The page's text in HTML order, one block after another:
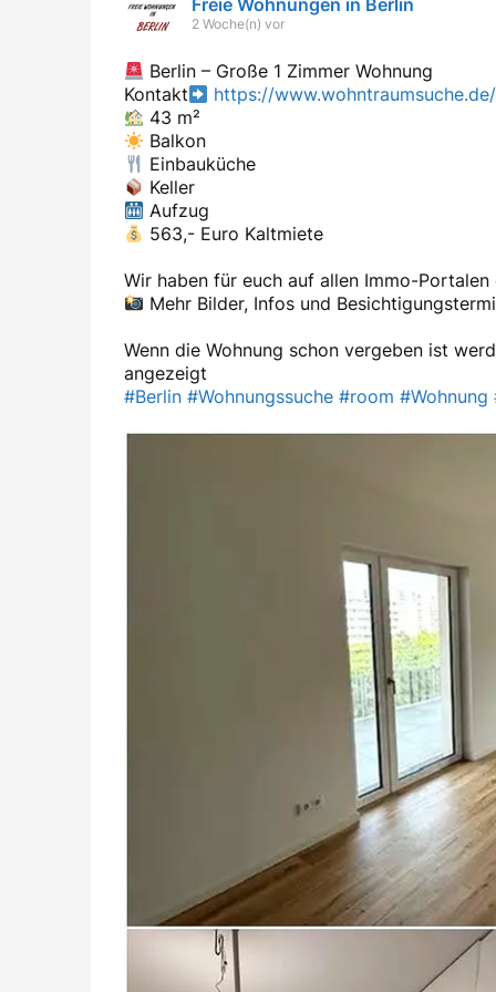
Freie Wohnungen in Berlin
2 Woche(n) vor
Berlin – Große 1 Zimmer Wohnung
Kontakt
https://
43 m²
Balkon
Einbauküche
Keller
Aufzug
563,- Euro Kaltmiete
Wir haben für euch auf allen Immo-
Mehr Bilder, Infos und
Wenn die Wohnung schon vergeben ist
angezeigt
#Berlin #Wohnungssuche #room #Wohnung